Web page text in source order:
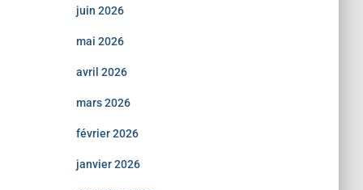
juin 2026
mai 2026
avril 2026
mars 2026
février 2026
janvier 2026